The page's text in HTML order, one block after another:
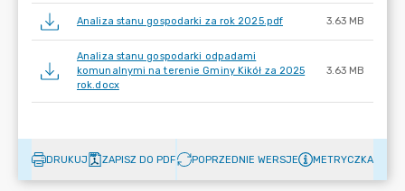
Analiza stanu gospodarki za rok 2025.pdf 3.63 MB
Analiza stanu gospodarki odpadami
komunalnymi na terenie Gminy Kikół za 2025
rok.docx
3.63 MB
DRUKUJ ZAPISZ DO PDF POPRZEDNIE WERSJE METRYCZKA